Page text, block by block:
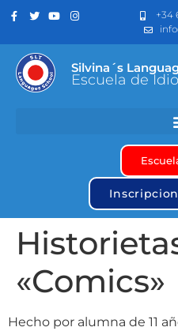
+34
Silvina´s
Escuela de
«Comics»
Hecho por alumna de 11